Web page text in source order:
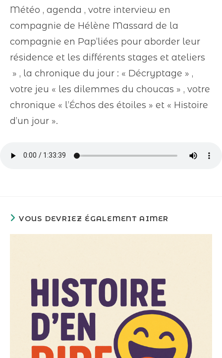
Météo , agenda , votre interview en
compagnie de Hélène Massard de la
compagnie en Pap’liées pour aborder leur
résidence et les différents stages et ateliers
» , la chronique du jour : « Décryptage » ,
votre jeu « les dilemmes du choucas » , votre
chronique « l’Échos des étoiles » et « Histoire
d’un jour ».
VOUS DEVRIEZ ÉGALEMENT AIMER